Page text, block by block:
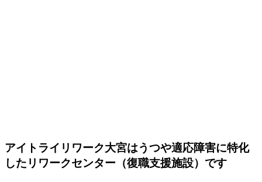
アイトライリワーク大宮はうつや適応障害に特化
したリワークセンター（復職支援施設）です